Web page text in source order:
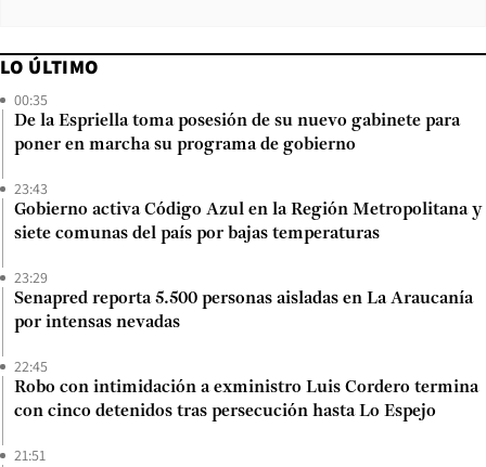
LO ÚLTIMO
00:35
De la Espriella toma posesión de su nuevo gabinete para
poner en marcha su programa de gobierno
23:43
Gobierno activa Código Azul en la Región Metropolitana y
siete comunas del país por bajas temperaturas
23:29
Senapred reporta 5.500 personas aisladas en La Araucanía
por intensas nevadas
22:45
Robo con intimidación a exministro Luis Cordero termina
con cinco detenidos tras persecución hasta Lo Espejo
21:51